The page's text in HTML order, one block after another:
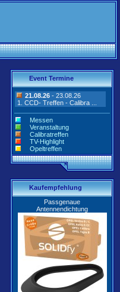
Event Termine
21.08.26 - 23.08.26
1. CCD- Treffen - Calibra ...
Messen
Veranstaltung
Calibratreffen
TV-Highlight
Opeltreffen
Kaufempfehlung
Passgenaue
Antennendichtung